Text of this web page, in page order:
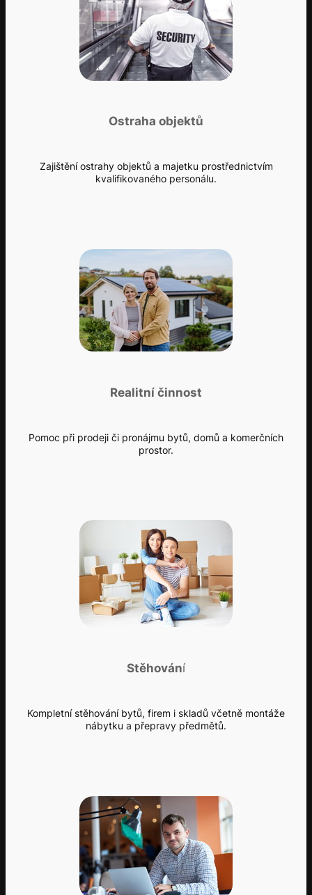
Ostraha objektů
Zajištění ostrahy objektů a majetku prostřednictvím
kvalifikovaného personálu.
Realitní činnost
Pomoc při prodeji či pronájmu bytů, domů a komerčních
prostor.
Stěhování
Kompletní stěhování bytů, firem i skladů včetně montáže
nábytku a přepravy předmětů.